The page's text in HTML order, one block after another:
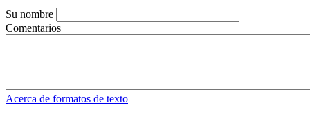
Su nombre
Comentarios
Acerca de formatos de texto